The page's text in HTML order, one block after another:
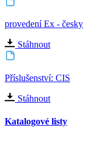
provedení Ex - česky
Stáhnout
Příslušenství: CIS
Stáhnout
Katalogové listy